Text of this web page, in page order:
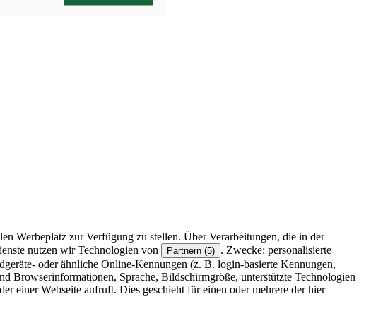
Werbeplatz zur Verfügung zu stellen. Über Verarbeitungen, die in der
nutzen wir Technologien von Partnern (5) . Zwecke: personalisierte
oder ähnliche Online-Kennungen (z. B. login-basierte Kennungen,
Browserinformationen, Sprache, Bildschirmgröße, unterstützte Technologien
einer Webseite aufruft. Dies geschieht für einen oder mehrere der hier